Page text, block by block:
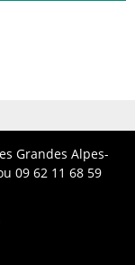
Grandes Alpes-
09 62 11 68 59